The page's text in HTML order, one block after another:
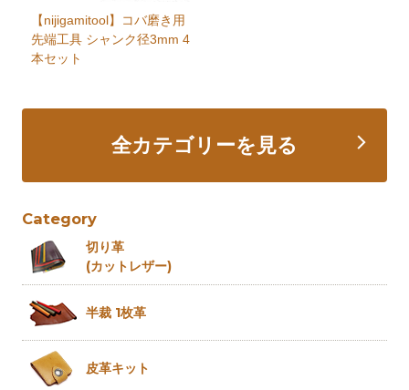
【nijigamitool】コバ磨き用
先端工具 シャンク径3mm 4
本セット
全カテゴリーを見る
Category
切り革
(カットレザー)
半裁 1枚革
皮革キット